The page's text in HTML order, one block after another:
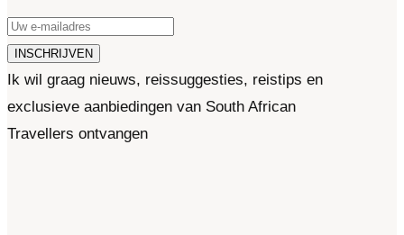
INSCHRIJVEN
Ik wil graag nieuws, reissuggesties, reistips en
exclusieve aanbiedingen van South African
Travellers ontvangen